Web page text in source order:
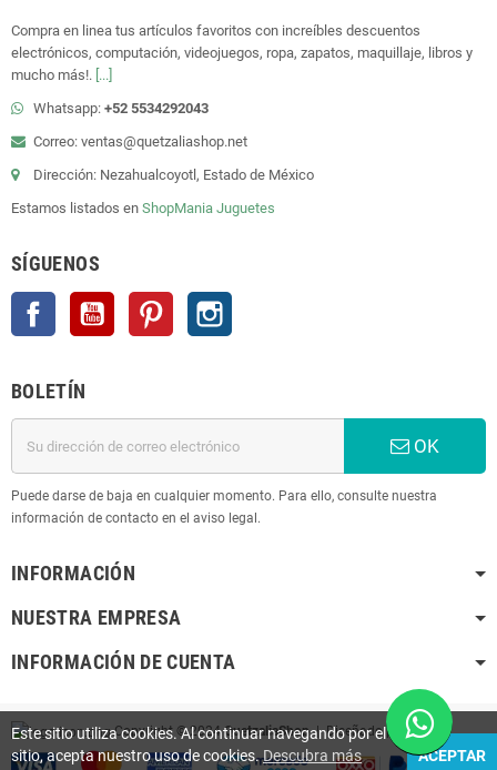
Compra en linea tus artículos favoritos con increíbles descuentos
electrónicos, computación, videojuegos, ropa, zapatos, maquillaje, libros y
mucho más!. [...]
Whatsapp: +52 5534292043
Correo: ventas@quetzaliashop.net
Dirección: Nezahualcoyotl, Estado de México
Estamos listados en ShopMania Juguetes
SÍGUENOS
Facebook YouTube Pinterest
BOLETÍN
OK
Puede darse de baja en cualquier momento. Para ello, consulte nuestra
información de contacto en el aviso legal.
INFORMACIÓN
NUESTRA EMPRESA
INFORMACIÓN DE CUENTA
Copyright © 2024QuetzaliaShop| Diseñado porK
Este sitio utiliza cookies. Al continuar navegando por el
sitio, acepta nuestro uso de cookies.Descubra más
ACEPTAR